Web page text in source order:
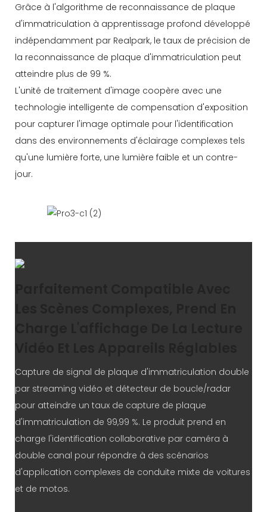
Grâce à l'algorithme de reconnaissance de plaque
d'immatriculation à apprentissage profond développé
indépendamment par Realpark, le taux de précision de
la reconnaissance de plaque d'immatriculation peut
atteindre plus de 99 %.
L'unité de traitement d'image coopère avec une
technologie intelligente de compensation d'exposition
pour capturer l'image optimale pour l'identification
dans des environnements d'éclairage complexes tels
qu'une lumière forte, une lumière faible et un contre-
jour.
Capture de signal de plaque d'immatriculation double
par streaming vidéo et détecteur de boucle/radar
pour atteindre un taux de capture de plaque
d'immatriculation de 99,99 %. Le produit prend en
charge l'identification collaborative par caméra à
double canal pour répondre à des scénarios
d'application complexes de conduite mixte de voitures
et de motos.